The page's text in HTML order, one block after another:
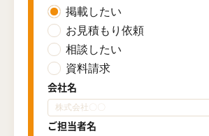
掲載したい
お見積もり依頼
相談したい
資料請求
会社名
ご担当者名